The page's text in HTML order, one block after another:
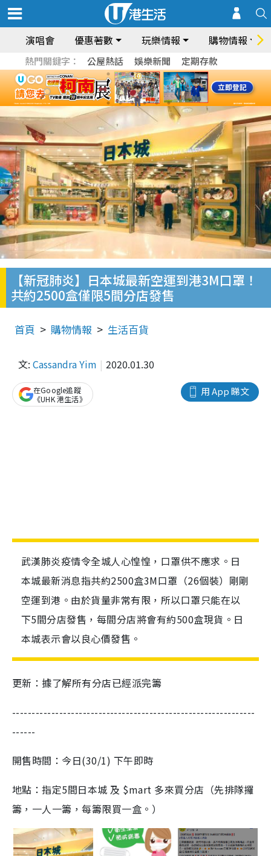
演唱會 優惠著數 玩樂情報 購物情報
熱門關鍵字： 公屋熱話 娛樂新聞 定期存款
【新冠肺炎】日本城最新空運到港3M口罩！
共約2500盒僅限5間分店發售
首頁 購物情報 生活百貨
文: Cassandra Yim 2020.01.30
用 App 睇文
在Google追蹤
《UHK 港生活》
武漢肺炎疫情令全城人心惶惶，口罩供不應求。日
本城最新消息指共約2500盒3M口罩（26個裝）剛剛
空運到港。由於貨量非常有限，所以口罩只能在以
下5間分店發售，每間分店將會有約500盒現貨。日
本城表示會以良心價發售。
更新：據了解所有分店已經派完籌
--------------------------------------------------------------
------
開售時間：今日(30/1) 下午即時
地點：指定5間日本城 及 $mart 多來買分店（先排隊攞
籌，一人一籌，每籌限買一盒。）